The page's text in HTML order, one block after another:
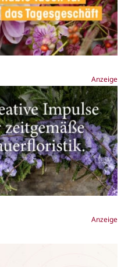
Anzeige
Anzeige